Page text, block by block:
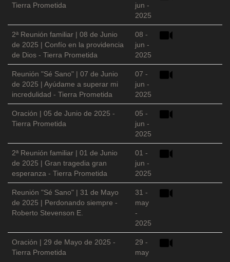
Tierra Prometida
jun -
2025
2ª Reunión familiar | 08 de Junio
de 2025 | Confío en la providencia
de Dios - Tierra Prometida
08 -
jun -
2025
Reunión "Sé Sano" | 07 de Junio
de 2025 | Ayúdame a superar mi
incredulidad - Tierra Prometida
07 -
jun -
2025
Oración | 05 de Junio de 2025 -
Tierra Prometida
05 -
jun -
2025
2ª Reunión familiar | 01 de Junio
de 2025 | Gran tragedia gran
esperanza - Tierra Prometida
01 -
jun -
2025
Reunión "Sé Sano" | 31 de Mayo
de 2025 | Perdonando siempre -
Roberto Stevenson E.
31 -
may
-
2025
Oración | 29 de Mayo de 2025 -
Tierra Prometida
29 -
may